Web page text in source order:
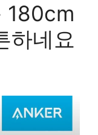
180cm
하네요